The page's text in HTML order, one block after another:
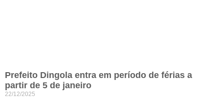
Prefeito Dingola entra em período de férias a
partir de 5 de janeiro
22/12/2025